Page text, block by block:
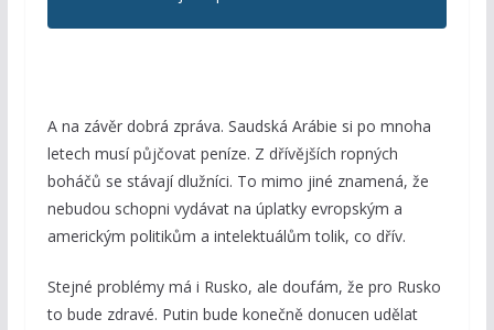
A na závěr dobrá zpráva. Saudská Arábie si po mnoha
letech musí půjčovat peníze. Z dřívějších ropných
boháčů se stávají dlužníci. To mimo jiné znamená, že
nebudou schopni vydávat na úplatky evropským a
americkým politikům a intelektuálům tolik, co dřív.
Stejné problémy má i Rusko, ale doufám, že pro Rusko
to bude zdravé. Putin bude konečně donucen udělat